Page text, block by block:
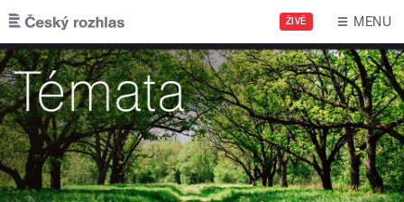
Přejít k hlavnímu obsahu
ŽIVĚ MENU